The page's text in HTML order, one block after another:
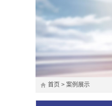
首页 > 案例展示